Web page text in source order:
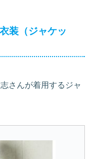
装（ジャケッ
さんが着用するジャ